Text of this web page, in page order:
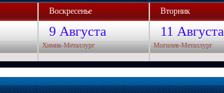
Воскресенье Вторник
9 Августа 11 Августа
Химик-Металлург Могилев-Металлург